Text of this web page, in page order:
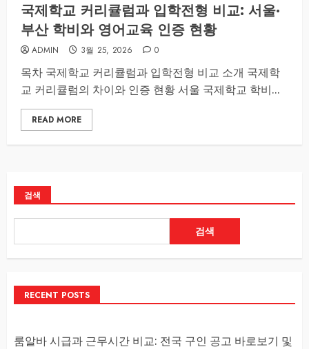
국제학교 커리큘럼과 입학전형 비교: 서울·
부산 학비와 영어교육 인증 현황
ADMIN 3월 25, 2026 0
목차 국제학교 커리큘럼과 입학전형 비교 소개 국제학
교 커리큘럼의 차이와 인증 현황 서울 국제학교 학비...
READ MORE
검색
검색
RECENT POSTS
룸알바 시급과 근무시간 비교: 전국 구인 공고 바로보기 및